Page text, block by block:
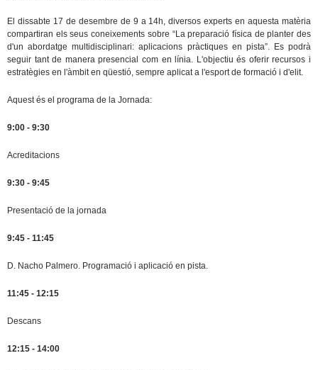
El dissabte 17 de desembre de 9 a 14h, diversos experts en aquesta matèria
compartiran els seus coneixements sobre “La preparació física de planter des
d'un abordatge multidisciplinari: aplicacions pràctiques en pista”. Es podrà
seguir tant de manera presencial com en línia. L'objectiu és oferir recursos i
estratègies en l'àmbit en qüestió, sempre aplicat a l'esport de formació i d'elit.
Aquest és el programa de la Jornada:
9:00 - 9:30
Acreditacions
9:30 - 9:45
Presentació de la jornada
9:45 - 11:45
D. Nacho Palmero. Programació i aplicació en pista.
11:45 - 12:15
Descans
12:15 - 14:00